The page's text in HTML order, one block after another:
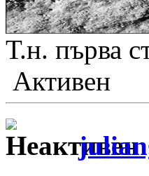
Т.н. първа
Активен